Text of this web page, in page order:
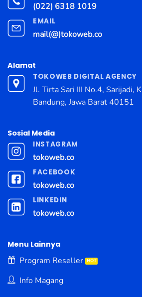
(022) 6318 1019
EMAIL
mail(@)tokoweb.co
Alamat
TOKOWEB DIGITAL AGENCY
Jl. Tirta Sari III No.4, Sarijadi,
Bandung, Jawa Barat 40151
Sosial Media
INSTAGRAM
tokoweb.co
FACEBOOK
tokoweb.co
LINKEDIN
tokoweb.co
Menu Lainnya
Program Reseller
Info Magang